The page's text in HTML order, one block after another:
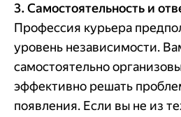
3. Самостоятельность и
Профессия курьера
уровень независимости.
самостоятельно
эффективно решать
появления. Если вы не из